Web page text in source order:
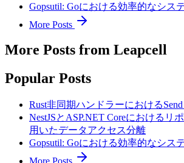
Gopsutil: Goにおける効率的なシス
More Posts
More Posts from Leapcell
Popular Posts
Rust非同期ハンドラーにおける
NestJSとASP.NET Coreにおけるリ
用いたデータアクセス分離
Gopsutil: Goにおける効率的なシス